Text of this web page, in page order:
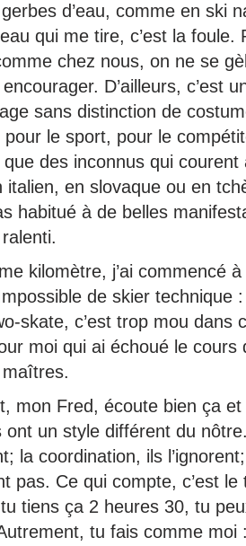
d’eau, comme en ski
qui me tire, c’est la foule.
chez nous, on ne se
D’ailleurs, c’est
sans distinction de
pour le sport, pour le
des inconnus qui courent
italien, en slovaque ou en
habitué à de belles
kilomètre, j’ai commencé
de skier technique
skate, c’est trop mou dans
moi qui ai échoué le cours
mon Fred, écoute bien ça
ont un style différent du
la coordination, ils
pas. Ce qui compte, c’est
tiens ça 2 heures 30, tu
tu fais comme moi